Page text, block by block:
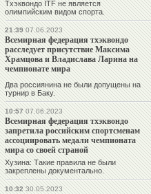
Тхэквондо ITF не является
олимпийским видом спорта.
21:3907.06.2023
Всемирная федерация тхэквондо
расследует присутствие Максима
Храмцова и Владислава Ларина на
чемпионате мира
Два россиянина не были допущены на
турнир в Баку.
10:5707.06.2023
Всемирная федерация тхэквондо
запретила российским спортсменам
ассоциировать медали чемпионата
мира со своей страной
Хузина: Такие правила не были
закреплены документально.
10:3230.05.2023